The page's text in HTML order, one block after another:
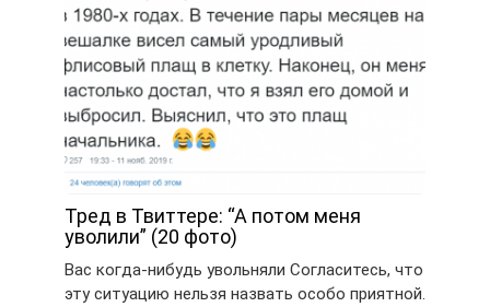
Тред в Твиттере: “А потом меня
уволили” (20 фото)
Вас когда-нибудь увольняли Согласитесь, что
эту ситуацию нельзя назвать особо приятной.